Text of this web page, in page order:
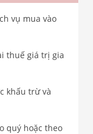
vụ mua vào
thuế giá trị gia
khấu trừ và
quý hoặc theo